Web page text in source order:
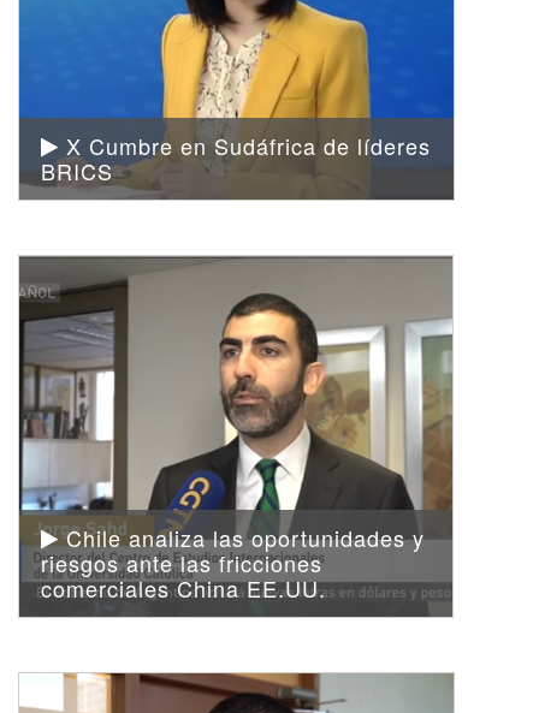
X Cumbre en Sudáfrica de líderes
BRICS
Chile analiza las oportunidades y
riesgos ante las fricciones
comerciales China EE.UU.